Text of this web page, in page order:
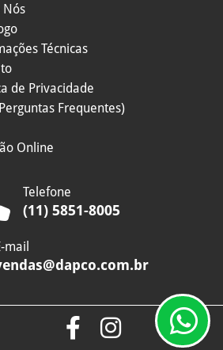
Nós
Técnicas
de Privacidade
Frequentes)
Online
Telefone
(11) 5851-8005
mail